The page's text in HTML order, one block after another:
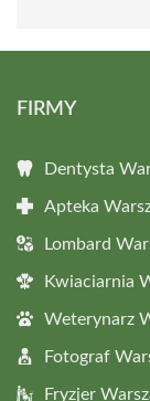
FIRMY
Dentysta
Apteka
Lombard
Kwiaciarnia
Weterynarz
Fotograf
Fryzjer